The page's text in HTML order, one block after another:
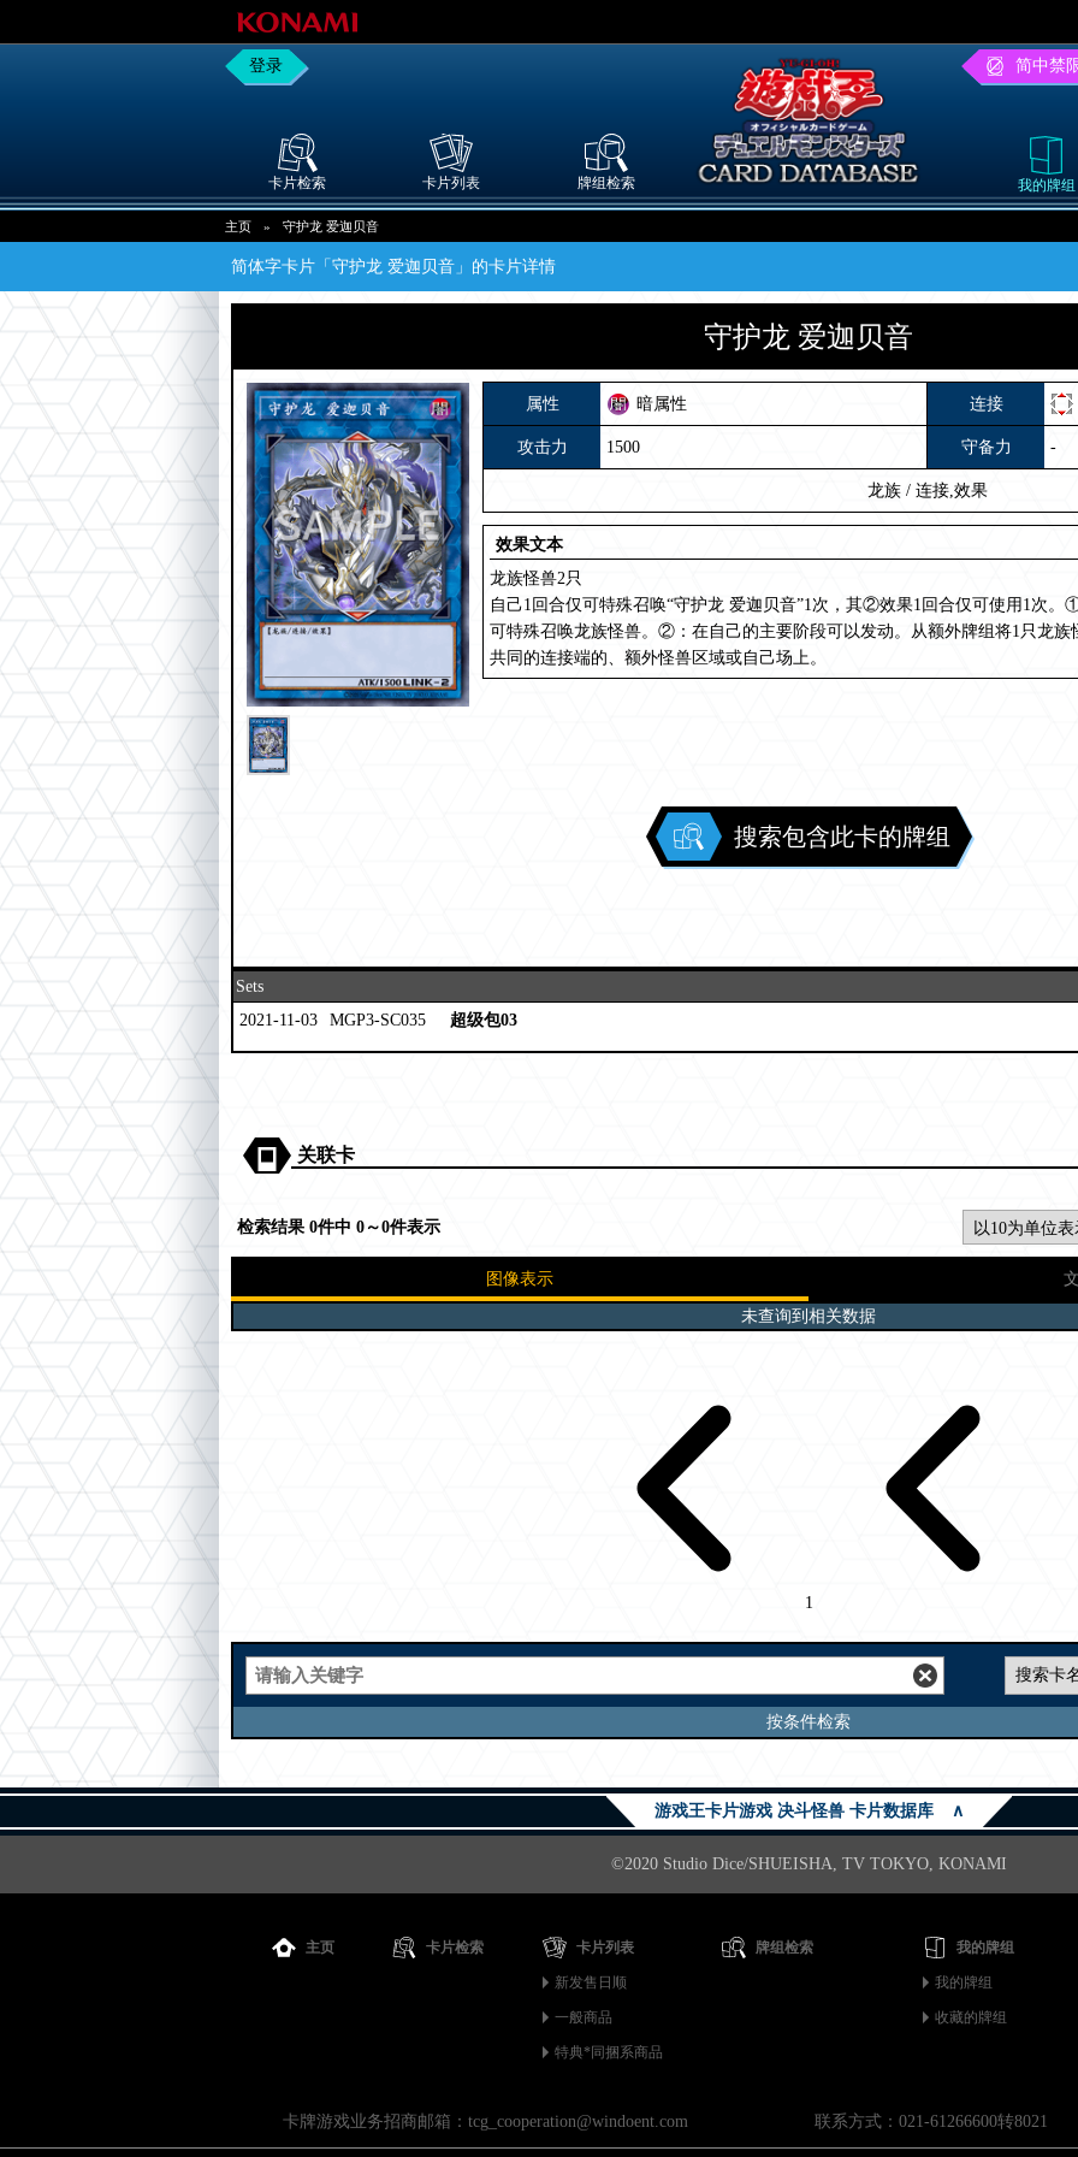
登录 简中禁
卡片检索 卡片列表 牌组检索 我的牌组
主页 » 守护龙 爱迦贝音
简体字卡片「守护龙 爱迦贝音」的卡片详情
守护龙 爱迦贝音
属性 暗属性 连接
攻击力 1500 守备力 -
龙族 / 连接,效果
效果文本
龙族怪兽2只
自己1回合仅可特殊召唤“守护龙 爱迦贝音”1次，其②效果1回合仅可使用1次
可特殊召唤龙族怪兽。②：在自己的主要阶段可以发动。从额外牌组将1只龙族
共同的连接端的、额外怪兽区域或自己场上。
搜索包含此卡的牌组
Sets
2021-11-03
MGP3-SC035 超级包03
关联卡
检索结果 0件中 0～0件表示
图像表示
未查询到相关数据
1
按条件检索
游戏王卡片游戏 决斗怪兽 卡片数据库 ∧
©2020 Studio Dice/SHUEISHA, TV TOKYO, KONAMI
主页 卡片检索 卡片列表
新发售日顺
一般商品
特典*同捆系商品
牌组检索 我的牌组
我的牌组
收藏的牌组
卡牌游戏业务招商邮箱：tcg_cooperation@windoent.com 联系方式：021-61266600转8021